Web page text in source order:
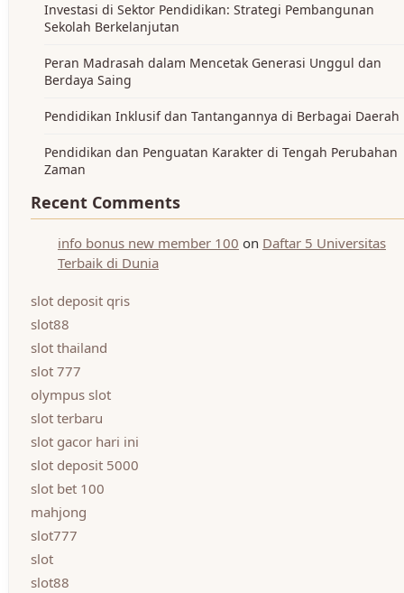
Investasi di Sektor Pendidikan: Strategi Pembangunan
Sekolah Berkelanjutan
Peran Madrasah dalam Mencetak Generasi Unggul dan
Berdaya Saing
Pendidikan Inklusif dan Tantangannya di Berbagai Daerah
Pendidikan dan Penguatan Karakter di Tengah Perubahan
Zaman
Recent Comments
info bonus new member 100 on Daftar 5 Universitas
Terbaik di Dunia
slot deposit qris
slot88
slot thailand
slot 777
olympus slot
slot terbaru
slot gacor hari ini
slot deposit 5000
slot bet 100
mahjong
slot777
slot
slot88